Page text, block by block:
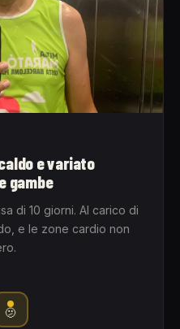
e variato
gambe
di 10 giorni. Al carico di
e le zone cardio non
🫤